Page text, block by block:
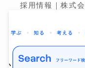
採用情報｜株式